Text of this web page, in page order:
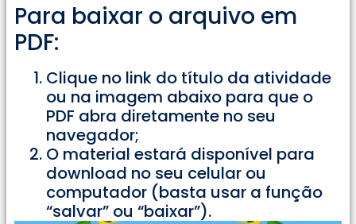
Para baixar o arquivo em
PDF:
Clique no link do título da atividade
ou na imagem abaixo para que o
PDF abra diretamente no seu
navegador;
O material estará disponível para
download no seu celular ou
computador (basta usar a função
“salvar” ou “baixar”).